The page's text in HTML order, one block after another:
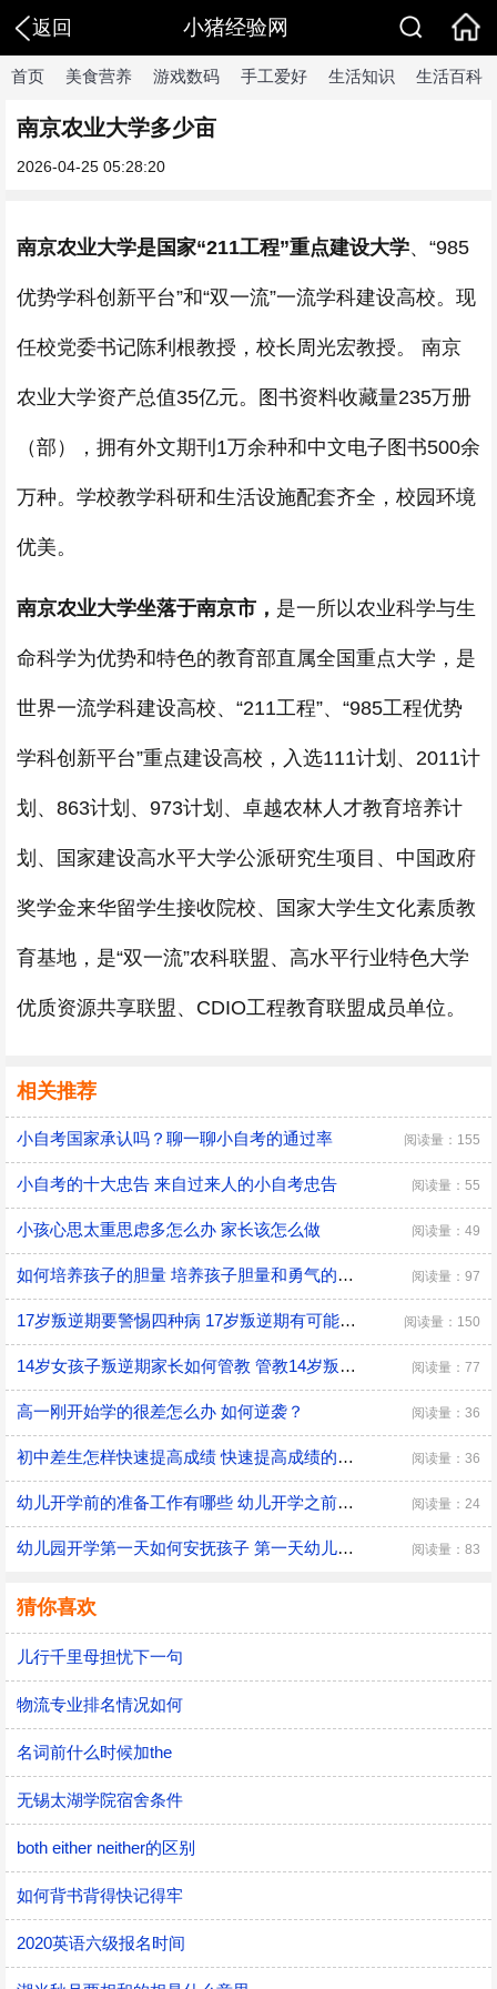
返回 小猪经验网
首页 美食营养 游戏数码 手工爱好 生活知识 生活百科
南京农业大学多少亩
2026-04-25 05:28:20
南京农业大学是国家“211工程”重点建设大学、“985
优势学科创新平台”和“双一流”一流学科建设高校。现
任校党委书记陈利根教授，校长周光宏教授。 南京
农业大学资产总值35亿元。图书资料收藏量235万册
（部），拥有外文期刊1万余种和中文电子图书500余
万种。学校教学科研和生活设施配套齐全，校园环境
优美。
南京农业大学坐落于南京市， 是一所以农业科学与生
命科学为优势和特色的教育部直属全国重点大学，是
世界一流学科建设高校、“211工程”、“985工程优势
学科创新平台”重点建设高校，入选111计划、2011计
划、863计划、973计划、卓越农林人才教育培养计
划、国家建设高水平大学公派研究生项目、中国政府
奖学金来华留学生接收院校、国家大学生文化素质教
育基地，是“双一流”农科联盟、高水平行业特色大学
优质资源共享联盟、CDIO工程教育联盟成员单位。
相关推荐
小自考国家承认吗？聊一聊小自考的通过率 阅读量：155
小自考的十大忠告 来自过来人的小自考忠告 阅读量：55
小孩心思太重思虑多怎么办 家长该怎么做 阅读量：49
如何培养孩子的胆量 培养孩子胆量和勇气的方法 阅读量：97
17岁叛逆期要警惕四种病 17岁叛逆期有可能会得什么病 阅读量：150
14岁女孩子叛逆期家长如何管教 管教14岁叛逆期女孩子的方法 阅读量：77
高一刚开始学的很差怎么办 如何逆袭？ 阅读量：36
初中差生怎样快速提高成绩 快速提高成绩的方法介绍 阅读量：36
幼儿开学前的准备工作有哪些 幼儿开学之前具体的准备工作 阅读量：24
幼儿园开学第一天如何安抚孩子 第一天幼儿园开学安抚孩子的注意事项 阅读量：83
猜你喜欢
儿行千里母担忧下一句
物流专业排名情况如何
名词前什么时候加the
无锡太湖学院宿舍条件
both either neither的区别
如何背书背得快记得牢
2020英语六级报名时间